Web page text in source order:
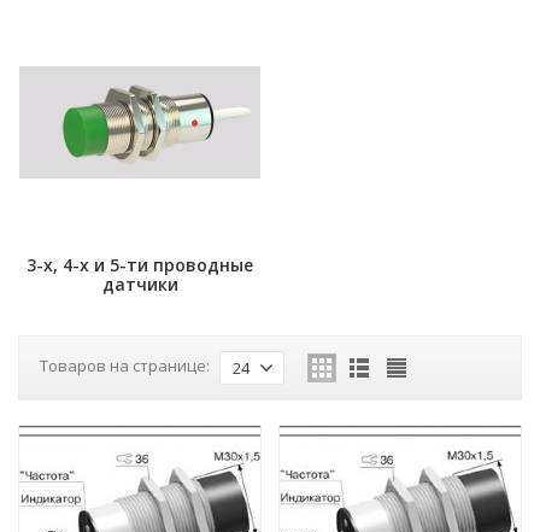
3-х, 4-х и 5-ти проводные
датчики
Товаров на странице: 24